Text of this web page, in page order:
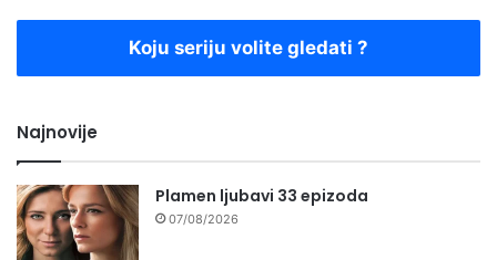
Koju seriju volite gledati ?
Najnovije
Plamen ljubavi 33 epizoda
07/08/2026